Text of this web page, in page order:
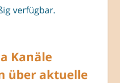
verfügbar.
Kanäle
über aktuelle